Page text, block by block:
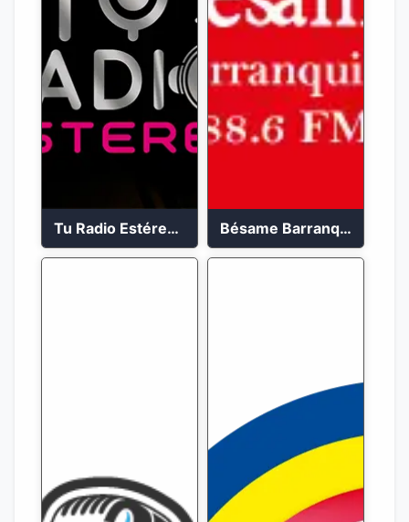
Tu Radio Estéreo 24/7 Bésame Barranquilla en vivo 88.6 FM